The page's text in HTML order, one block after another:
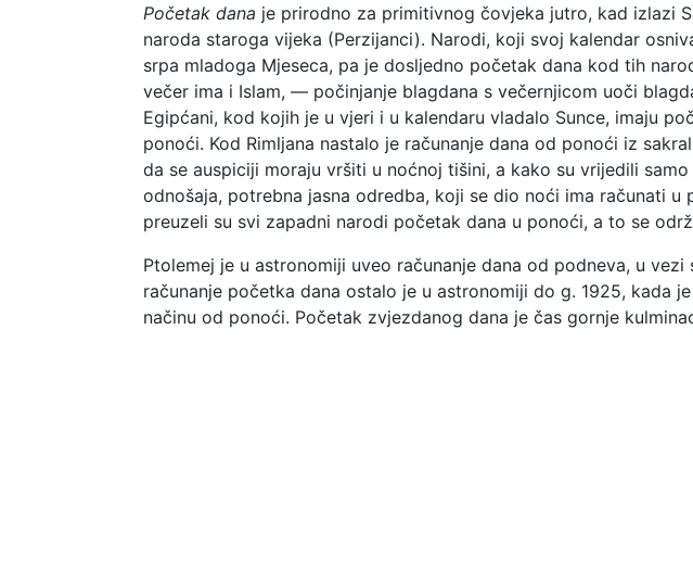
Početak dana je prirodno za primitivnog čovjeka jutro, kad izlazi
naroda staroga vijeka (Perzijanci). Narodi, koji svoj kalendar
srpa mladoga Mjeseca, pa je dosljedno početak dana kod tih
večer ima i Islam, — počinjanje blagdana s večernjicom uoči
Egipćani, kod kojih je u vjeri i u kalendaru vladalo Sunce, imaju
ponoći. Kod Rimljana nastalo je računanje dana od ponoći iz
da se auspiciji moraju vršiti u noćnoj tišini, a kako su vrijedili
odnošaja, potrebna jasna odredba, koji se dio noći ima računati
preuzeli su svi zapadni narodi početak dana u ponoći, a to se
Ptolemej je u astronomiji uveo računanje dana od podneva, u
računanje početka dana ostalo je u astronomiji do g. 1925, kada
načinu od ponoći. Početak zvjezdanog dana je čas gornje